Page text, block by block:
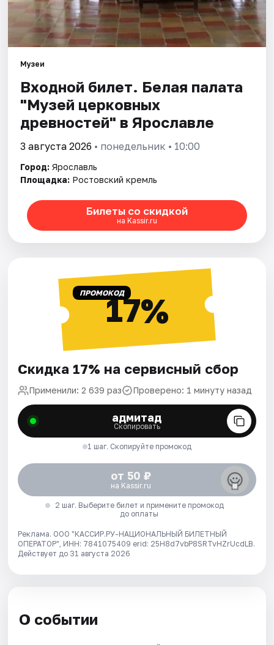
Музеи
Входной билет. Белая палата
"Музей церковных
древностей" в Ярославле
3 августа 2026 • понедельник • 10:00
Город: Ярославль
Площадка: Ростовский кремль
Билеты со скидкой
на Kassir.ru
ПРОМОКОД17%
Скидка 17% на сервисный сбор
Применили: 2 639 раз Проверено: 1 минуту назад
адмитад
Скопировать
1 шаг. Скопируйте промокод
от 50 ₽
на Kassir.ru
2 шаг. Выберите билет и примените промокод
до оплаты
Реклама. ООО "КАССИР.РУ-НАЦИОНАЛЬНЫЙ БИЛЕТНЫЙ
ОПЕРАТОР", ИНН: 7841075409 erid: 25H8d7vbP8SRTvHZrUcdLB.
Действует до 31 августа 2026
О событии